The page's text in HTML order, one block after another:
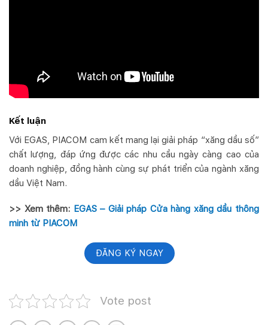
Kết luận
Với EGAS, PIACOM cam kết mang lại giải pháp “xăng dầu số”
chất lượng, đáp ứng được các nhu cầu ngày càng cao của
doanh nghiệp, đồng hành cùng sự phát triển của ngành xăng
dầu Việt Nam.
>> Xem thêm: EGAS – Giải pháp Cửa hàng xăng dầu thông
minh từ PIACOM
ĐĂNG KÝ NGAY
Vote post